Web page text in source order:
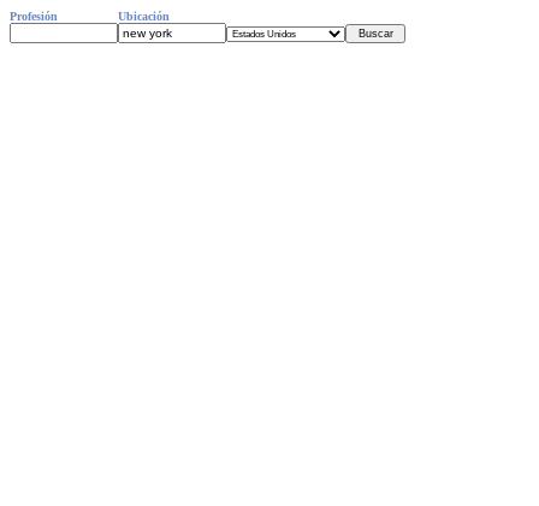
Profesión Ubicación